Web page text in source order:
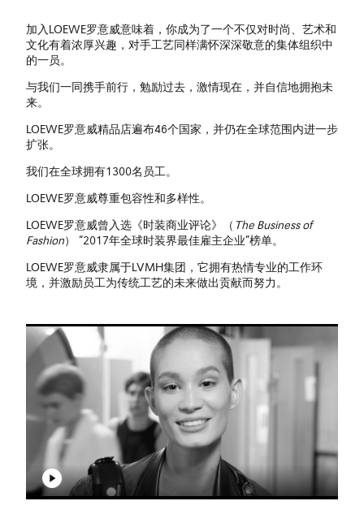
加入LOEWE罗意威意味着，你成为了一个不仅对时尚、艺术和
文化有着浓厚兴趣，对手工艺同样满怀深深敬意的集体组织中
的一员。
与我们一同携手前行，勉励过去，激情现在，并自信地拥抱未
来。
LOEWE罗意威精品店遍布46个国家，并仍在全球范围内进一步
扩张。
我们在全球拥有1300名员工。
LOEWE罗意威尊重包容性和多样性。
LOEWE罗意威曾入选《时装商业评论》（ The Business of
Fashion） “2017年全球时装界最佳雇主企业”榜单。
LOEWE罗意威隶属于LVMH集团，它拥有热情专业的工作环
境，并激励员工为传统工艺的未来做出贡献而努力。